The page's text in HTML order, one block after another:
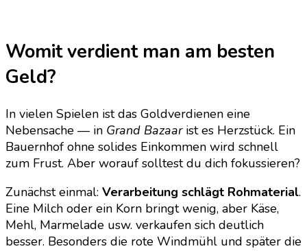
Womit verdient man am besten
Geld?
In vielen Spielen ist das Goldverdienen eine
Nebensache — in Grand Bazaarist es Herzstück. Ein
Bauernhof ohne solides Einkommen wird schnell
zum Frust. Aber worauf solltest du dich fokussieren?
Zunächst einmal: Verarbeitung schlägt Rohmaterial.
Eine Milch oder ein Korn bringt wenig, aber Käse,
Mehl, Marmelade usw. verkaufen sich deutlich
besser. Besonders die rote Windmühl und später die